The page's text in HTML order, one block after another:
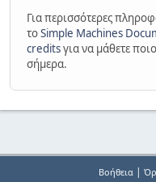
Για περισσότερες
τοSimple Machines
creditsγια να μάθετε
σήμερα.
Βοήθεια|